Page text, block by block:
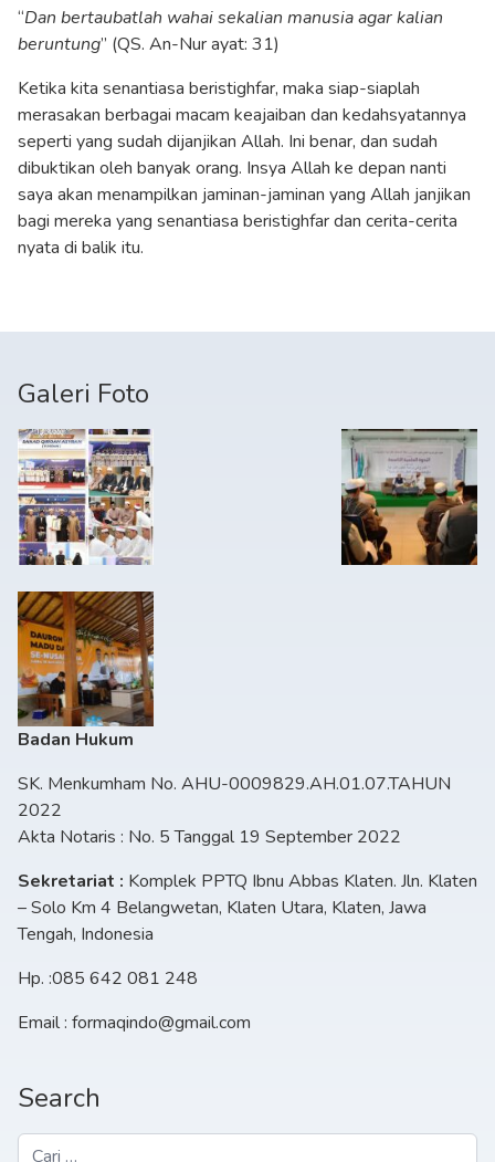
“Dan bertaubatlah wahai sekalian manusia agar kalian
beruntung” (QS. An-Nur ayat: 31)
Ketika kita senantiasa beristighfar, maka siap-siaplah
merasakan berbagai macam keajaiban dan kedahsyatannya
seperti yang sudah dijanjikan Allah. Ini benar, dan sudah
dibuktikan oleh banyak orang. Insya Allah ke depan nanti
saya akan menampilkan jaminan-jaminan yang Allah janjikan
bagi mereka yang senantiasa beristighfar dan cerita-cerita
nyata di balik itu.
Galeri Foto
Badan Hukum
SK. Menkumham No. AHU-0009829.AH.01.07.TAHUN
2022
Akta Notaris : No. 5 Tanggal 19 September 2022
Sekretariat : Komplek PPTQ Ibnu Abbas Klaten. Jln. Klaten
– Solo Km 4 Belangwetan, Klaten Utara, Klaten, Jawa
Tengah, Indonesia
Hp. :085 642 081 248
Email : formaqindo@gmail.com
Search
Cari